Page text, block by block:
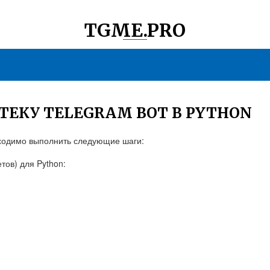
TGME.PRO
TELEGRAM BOT В PYTHON
выполнить следующие шаги:
для Python: